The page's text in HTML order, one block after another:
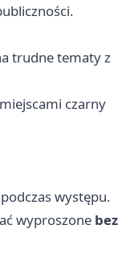
trudne tematy z
czarny
podczas występu.
wyproszone bez